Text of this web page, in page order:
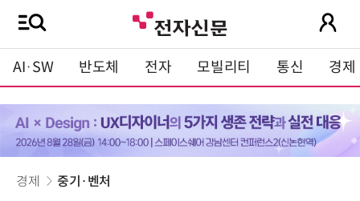
AI·SW 반도체 전자 모빌리티 통신 경제
경제 중기·벤처